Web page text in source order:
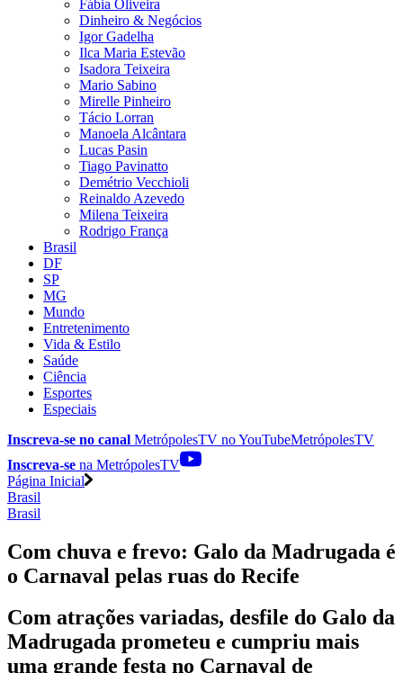
Fábia Oliveira
Dinheiro & Negócios
Igor Gadelha
Ilca Maria Estevão
Isadora Teixeira
Mario Sabino
Mirelle Pinheiro
Tácio Lorran
Manoela Alcântara
Lucas Pasin
Tiago Pavinatto
Demétrio Vecchioli
Reinaldo Azevedo
Milena Teixeira
Rodrigo França
Brasil
DF
SP
MG
Mundo
Entretenimento
Vida & Estilo
Saúde
Ciência
Esportes
Especiais
Inscreva-se no canal MetrópolesTV noYouTubeMetrópolesTV
Inscreva-se na MetrópolesTV
Página Inicial
Brasil
Brasil
Com chuva e frevo: Galo da Madrugada é
o Carnaval pelas ruas do Recife
Com atrações variadas, desfile do Galo da
Madrugada prometeu e cumpriu mais
uma grande festa no Carnaval de